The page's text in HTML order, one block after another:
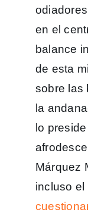
en el
balance
de esta
sobre las
la
lo
Márquez
incluso el